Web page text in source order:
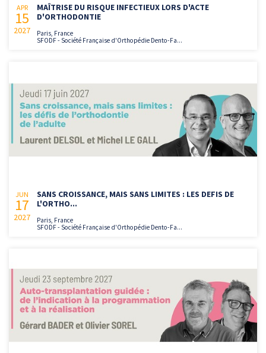
APR
15
2027
MAÎTRISE DU RISQUE INFECTIEUX LORS D'ACTE
D'ORTHODONTIE
Paris, France
SFODF - Société Française d'Orthopédie Dento-Fa...
JUN
17
2027
SANS CROISSANCE, MAIS SANS LIMITES : LES DEFIS DE
L'ORTHO...
Paris, France
SFODF - Société Française d'Orthopédie Dento-Fa...